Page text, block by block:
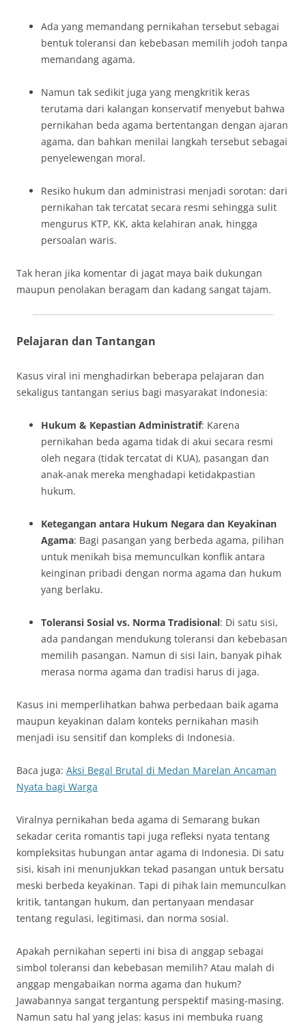
Ada yang memandang pernikahan tersebut sebagai
bentuk toleransi dan kebebasan memilih jodoh tanpa
memandang agama.
Namun tak sedikit juga yang mengkritik keras
terutama dari kalangan konservatif menyebut bahwa
pernikahan beda agama bertentangan dengan ajaran
agama, dan bahkan menilai langkah tersebut sebagai
penyelewengan moral.
Resiko hukum dan administrasi menjadi sorotan: dari
pernikahan tak tercatat secara resmi sehingga sulit
mengurus KTP, KK, akta kelahiran anak, hingga
persoalan waris.
Tak heran jika komentar di jagat maya baik dukungan
maupun penolakan beragam dan kadang sangat tajam.
Pelajaran dan Tantangan
Kasus viral ini menghadirkan beberapa pelajaran dan
sekaligus tantangan serius bagi masyarakat Indonesia:
Hukum & Kepastian Administratif: Karena
pernikahan beda agama tidak di akui secara resmi
oleh negara (tidak tercatat di KUA), pasangan dan
anak-anak mereka menghadapi ketidakpastian
hukum.
Ketegangan antara Hukum Negara dan Keyakinan
Agama: Bagi pasangan yang berbeda agama, pilihan
untuk menikah bisa memunculkan konflik antara
keinginan pribadi dengan norma agama dan hukum
yang berlaku.
Toleransi Sosial vs. Norma Tradisional: Di satu sisi,
ada pandangan mendukung toleransi dan kebebasan
memilih pasangan. Namun di sisi lain, banyak pihak
merasa norma agama dan tradisi harus di jaga.
Kasus ini memperlihatkan bahwa perbedaan baik agama
maupun keyakinan dalam konteks pernikahan masih
menjadi isu sensitif dan kompleks di Indonesia.
Baca juga: Aksi Begal Brutal di Medan Marelan Ancaman
Nyata bagi Warga
Viralnya pernikahan beda agama di Semarang bukan
sekadar cerita romantis tapi juga refleksi nyata tentang
kompleksitas hubungan antar agama di Indonesia. Di satu
sisi, kisah ini menunjukkan tekad pasangan untuk bersatu
meski berbeda keyakinan. Tapi di pihak lain memunculkan
kritik, tantangan hukum, dan pertanyaan mendasar
tentang regulasi, legitimasi, dan norma sosial.
Apakah pernikahan seperti ini bisa di anggap sebagai
simbol toleransi dan kebebasan memilih? Atau malah di
anggap mengabaikan norma agama dan hukum?
Jawabannya sangat tergantung perspektif masing‑masing.
Namun satu hal yang jelas: kasus ini membuka ruang